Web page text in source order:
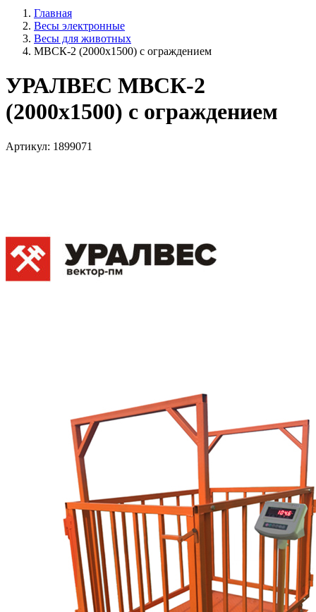
Главная
Весы электронные
Весы для животных
МВСК-2 (2000х1500) с ограждением
УРАЛВЕС МВСК-2
(2000х1500) с ограждением
Артикул: 1899071